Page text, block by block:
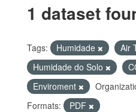
1 dataset
Tags: Humidade
Air
Humidade do Solo
Enviroment
Formats:
PDF